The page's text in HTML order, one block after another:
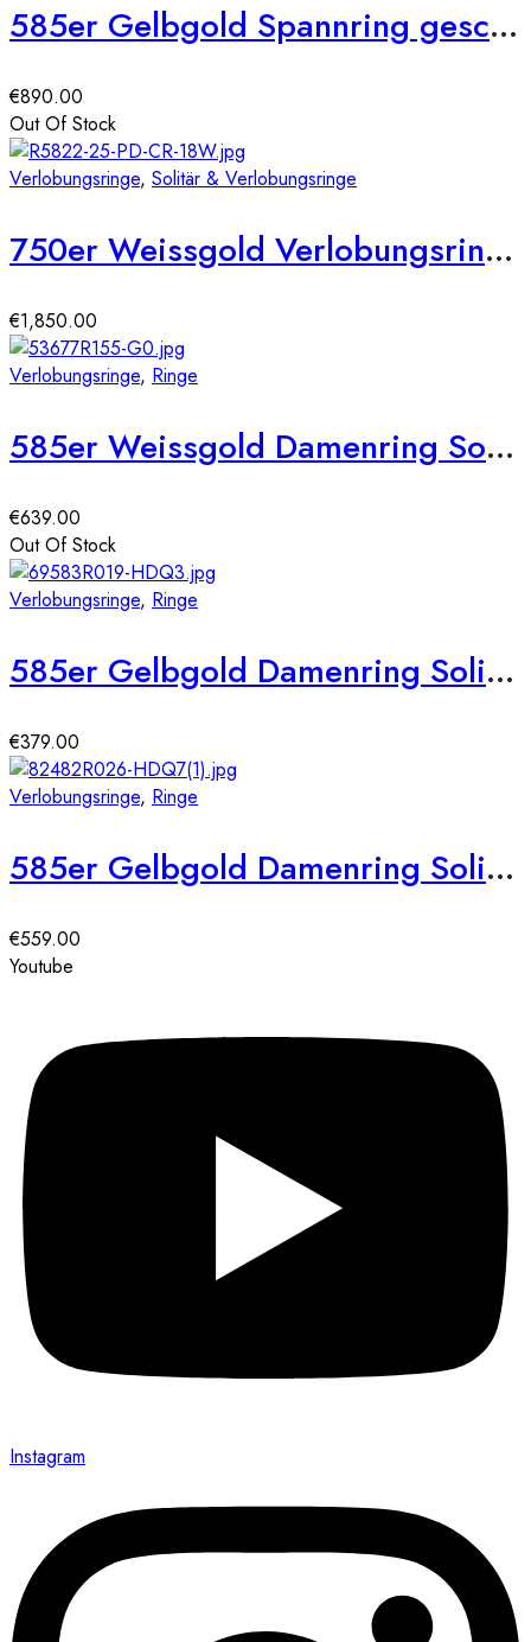
585er Gelbgold Spannring geschwungen mit Diamant 0,15 ct.
€890.00
Out Of Stock
Verlobungsringe, Solitär & Verlobungsringe
750er Weissgold Verlobungsring mit 0,55ct, Princess Cut & Brillantkranz, Size 54
€1,850.00
Verlobungsringe, Ringe
585er Weissgold Damenring Solitair mit Zirkonia Gr. 54 Illusion 4er Krappe
€639.00
Out Of Stock
Verlobungsringe, Ringe
585er Gelbgold Damenring Solitair mit Zirkonia Cushion Gr. 54
€379.00
Verlobungsringe, Ringe
585er Gelbgold Damenring Solitair mit Zirkonia Tropfenschliff Gr. 54
€559.00
Youtube
Instagram